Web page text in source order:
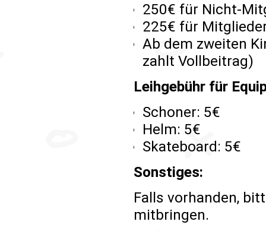
250€ für Nicht-
225€ für
Ab dem zweiten
zahlt Vollbeitrag)
Leihgebühr für
Schoner: 5€
Helm: 5€
Skateboard: 5€
Sonstiges:
Falls vorhanden,
mitbringen.